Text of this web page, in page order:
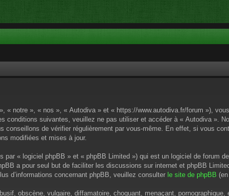
« notre », « nos », « Autodiva » et « https://www.autodiva.fr/forum »),
conditions suivantes, veuillez ne pas utiliser et accéder à « Autodiva ».
de vérifier régulièrement par vous-même. En effet, si vous
modifiées et mises à jour.
par « logiciel phpBB » et « phpBB Limited ») qui est un logiciel de forum
a pour seul but de faciliter les discussions sur internet et phpBB
d’informations concernant phpBB, veuillez consulter le site de phpBB
obscène, vulgaire, diffamatoire, choquant, menaçant,